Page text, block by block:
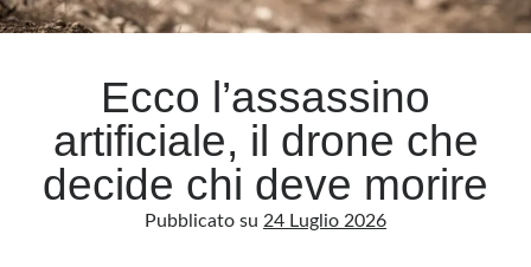
Ecco l’assassino
artificiale, il drone che
decide chi deve morire
Pubblicato su 24 Luglio 2026